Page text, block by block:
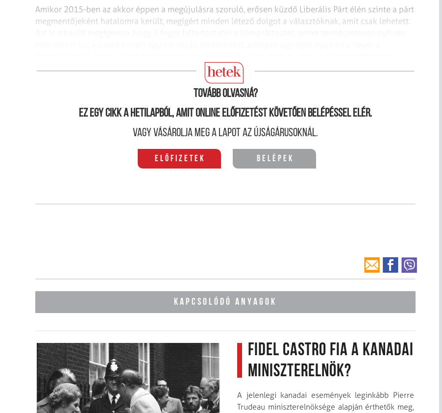
Amikor 2015-ben az akkor éppen a megújulásra szoruló, erősen küzdő Liberális Párt élén szinte a párt
megmentőjeként hatalomra került, megígért minden létező dolgot a választóknak, amit csak lehetett.
bevezető, ám a politikai kommunikációhoz alapvetően egyáltalán nem értő elnököt.
Tovább olvasná?
Ez egy cikk a hetilapból, amit online előfizetést követően belépéssel elér.
Vagy vásárolja meg a lapot az újságárusoknál.
Előfizetek Belépek
KAPCSOLÓDÓ ANYAGOK
Fidel Castro fia a kanadai
miniszterelnök?
A jelenlegi kanadai események leginkább Pierre
Trudeau miniszterelnöksége alapján érthetők meg,